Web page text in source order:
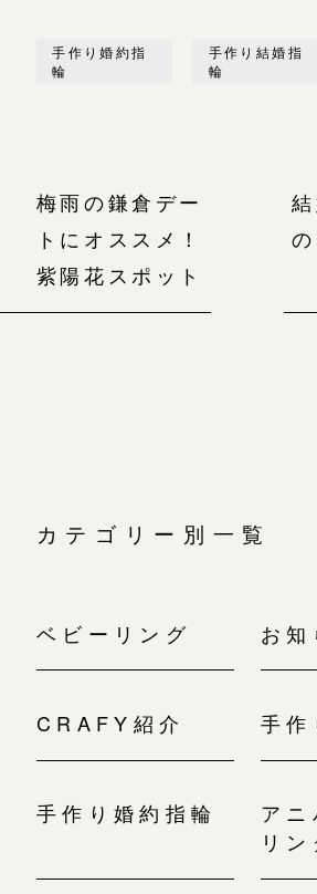
手作り婚約指
輪
手作り結婚指
輪
梅雨の鎌倉デー
トにオススメ！
紫陽花スポット
カテゴリー別一覧
ベビーリング お知
CRAFY紹介 手作
手作り婚約指輪
アニ
リン